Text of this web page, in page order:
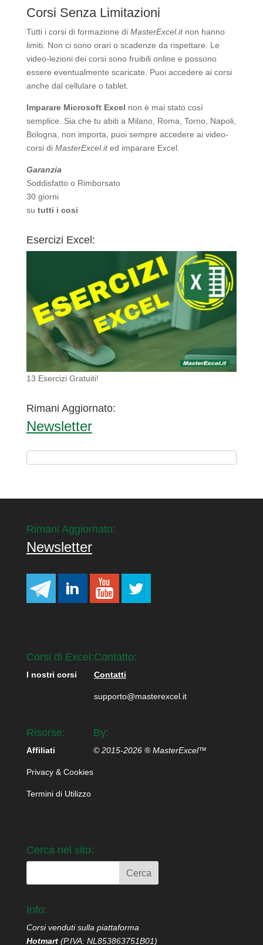
Corsi Senza Limitazioni
Tutti i corsi di formazione di MasterExcel.itnon hanno
limiti. Non ci sono orari o scadenze da rispettare. Le
video-lezioni dei corsi sono fruibili online e possono
essere eventualmente scaricate. Puoi accedere ai corsi
anche dal cellulare o tablet.
Imparare Microsoft Excel non è mai stato così
semplice. Sia che tu abiti a Milano, Roma, Torno, Napoli,
Bologna, non importa, puoi sempre accedere ai video-
corsi di MasterExcel.ited imparare Excel.
Garanzia
Soddisfatto o Rimborsato
30 giorni
su tutti i cosi
Esercizi Excel:
13 Esercizi Gratuiti!
Rimani Aggiornato:
Newsletter
Rimani Aggiornato:
Newsletter
Corsi di Excel:
I nostri corsi
Contatto:
Contatti
supporto@masterexcel.it
Risorse:
Affiliati
Privacy & Cookies
Termini di Utilizzo
By:
© 2015-2026 ® MasterExcel™
Cerca nel sito:
Info:
Corsi venduti sulla piattaforma
Hotmart(P.IVA: NL853863751B01)